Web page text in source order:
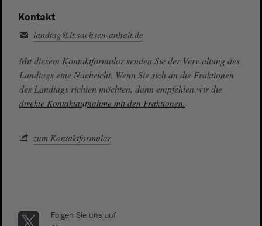
Kontakt
landtag@lt.sachsen-anhalt.de
Mit diesem Kontaktformular senden Sie der Verwaltung des
Landtags eine Nachricht. Wenn Sie sich an die Fraktionen
des Landtags richten möchten, dann empfehlen wir die
direkte Kontaktaufnahme mit den Fraktionen.
zum Kontaktformular
Folgen Sie uns auf